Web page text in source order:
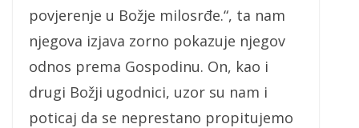
povjerenje u Božje milosrđe.“, ta nam
njegova izjava zorno pokazuje njegov
odnos prema Gospodinu. On, kao i
drugi Božji ugodnici, uzor su nam i
poticaj da se neprestano propitujemo